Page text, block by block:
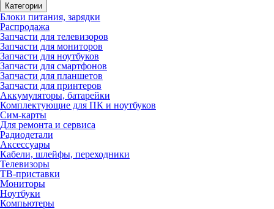
Категории
Блоки питания, зарядки
Распродажа
Запчасти для телевизоров
Запчасти для мониторов
Запчасти для ноутбуков
Запчасти для смартфонов
Запчасти для планшетов
Запчасти для принтеров
Аккумуляторы, батарейки
Комплектующие для ПК и ноутбуков
Сим-карты
Для ремонта и сервиса
Радиодетали
Аксессуары
Кабели, шлейфы, переходники
Телевизоры
ТВ-приставки
Мониторы
Ноутбуки
Компьютеры